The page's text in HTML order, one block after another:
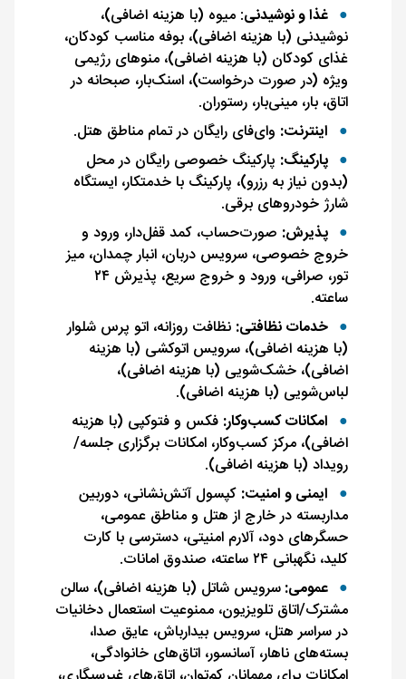
غذا و نوشیدنی: میوه (با هزینه اضافی)،
نوشیدنی (با هزینه اضافی)، بوفه مناسب کودکان،
غذای کودکان (با هزینه اضافی)، منوهای رژیمی
ویژه (در صورت درخواست)، اسنک‌بار، صبحانه در
اتاق، بار، مینی‌بار، رستوران.
اینترنت: وای‌فای رایگان در تمام مناطق هتل.
پارکینگ: پارکینگ خصوصی رایگان در محل
(بدون نیاز به رزرو)، پارکینگ با خدمتکار، ایستگاه
شارژ خودروهای برقی.
پذیرش: صورت‌حساب، کمد قفل‌دار، ورود و
خروج خصوصی، سرویس دربان، انبار چمدان، میز
تور، صرافی، ورود و خروج سریع، پذیرش ۲۴
ساعته.
خدمات نظافتی: نظافت روزانه، اتو پرس شلوار
(با هزینه اضافی)، سرویس اتوکشی (با هزینه
اضافی)، خشک‌شویی (با هزینه اضافی)،
لباس‌شویی (با هزینه اضافی).
امکانات کسب‌وکار: فکس و فتوکپی (با هزینه
اضافی)، مرکز کسب‌وکار، امکانات برگزاری جلسه/
رویداد (با هزینه اضافی).
ایمنی و امنیت: کپسول آتش‌نشانی، دوربین
مداربسته در خارج از هتل و مناطق عمومی،
حسگرهای دود، آلارم امنیتی، دسترسی با کارت
کلید، نگهبانی ۲۴ ساعته، صندوق امانات.
عمومی:سرویس شاتل (با هزینه اضافی)، سالن
مشترک/اتاق تلویزیون، ممنوعیت استعمال دخانیات
در سراسر هتل، سرویس بیدارباش، عایق صدا،
بسته‌های ناهار، آسانسور، اتاق‌های خانوادگی،